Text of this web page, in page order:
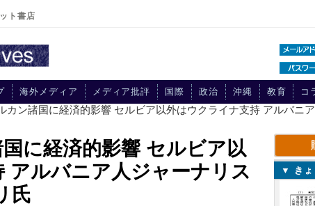
ト書店
海外メディア メディア批評 国際 政治 沖縄 教育 コ
カン諸国に経済的影響 セルビア以外はウクライナ支持 アルバニ
に経済的影響 セルビア以
アルバニア人ジャーナリス
氏
▼ きょ